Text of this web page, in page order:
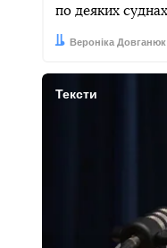
по деяких
Автор:
Вероніка Довганюк
Дата:
Тексти